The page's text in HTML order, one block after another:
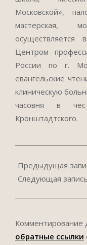
Московской»,
мастерская,
осуществляется
Центром
России по г.
евангельские
клиническую
часовня в
Кронштадтского.
08-
27
Предыдущая
Следующая
Комментирование
обратные ссылки